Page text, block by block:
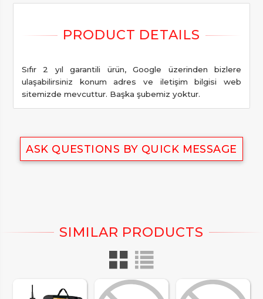
Sıfır 2 yıl garantili ürün, Google üzerinden bizlere
ulaşabilirsiniz konum adres ve iletişim bilgisi web
sitemizde mevcuttur. Başka şubemiz yoktur.
ASK QUESTIONS BY QUICK MESSAGE